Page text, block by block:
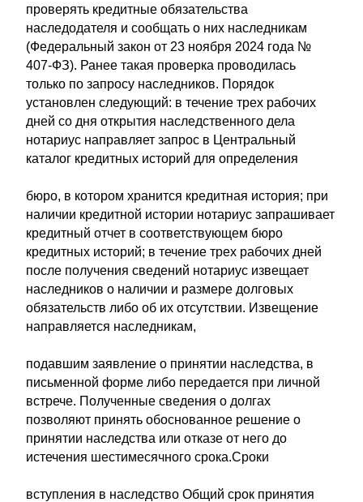
проверять кредитные обязательства
наследодателя и сообщать о них наследникам
(Федеральный закон от 23 ноября 2024 года №
407-ФЗ). Ранее такая проверка проводилась
только по запросу наследников. Порядок
установлен следующий: в течение трех рабочих
дней со дня открытия наследственного дела
нотариус направляет запрос в Центральный
каталог кредитных историй для определения
бюро, в котором хранится кредитная история; при
наличии кредитной истории нотариус запрашивает
кредитный отчет в соответствующем бюро
кредитных историй; в течение трех рабочих дней
после получения сведений нотариус извещает
наследников о наличии и размере долговых
обязательств либо об их отсутствии. Извещение
направляется наследникам,
подавшим заявление о принятии наследства, в
письменной форме либо передается при личной
встрече. Полученные сведения о долгах
позволяют принять обоснованное решение о
принятии наследства или отказе от него до
истечения шестимесячного срока.Сроки
вступления в наследство Общий срок принятия